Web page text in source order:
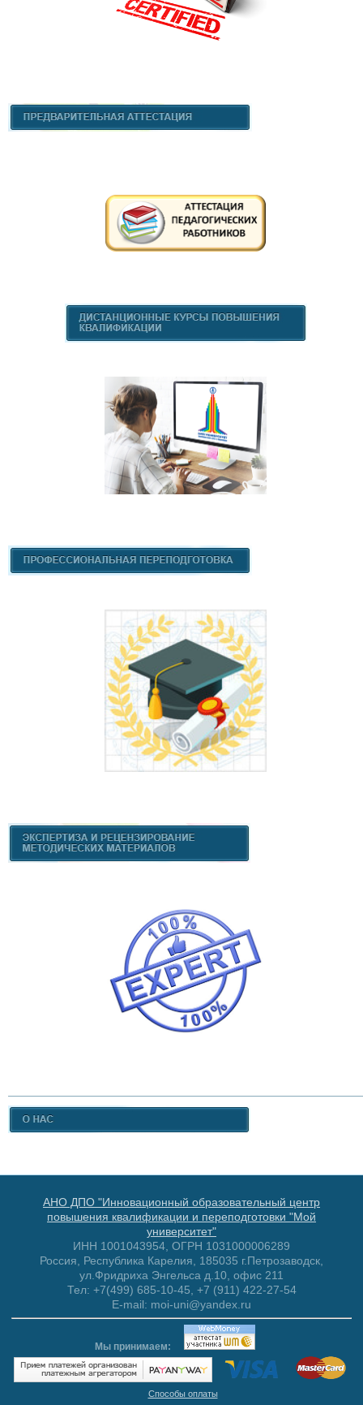
АНО ДПО "Инновационный образовательный центр
повышения квалификации и переподготовки "Мой
университет"
ИНН 1001043954, ОГРН 1031000006289
Россия, Республика Карелия, 185035 г.Петрозаводск,
ул.Фридриха Энгельса д.10, офис 211
Тел: +7(499) 685-10-45, +7 (911) 422-27-54
E-mail: moi-uni@yandex.ru
Мы принимаем:
Способы оплаты